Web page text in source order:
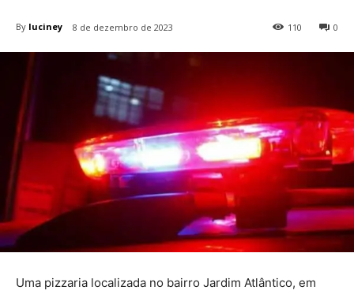
By luciney 8 de dezembro de 2023 0
110
Uma pizzaria localizada no bairro Jardim Atlântico, em